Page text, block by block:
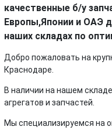
качественные б/у
Европы,Японии и ОАЭ
наших складах по
Добро пожаловать на
Краснодаре.
В наличии на нашем
агрегатов и запчастей.
Мы специализируемся на